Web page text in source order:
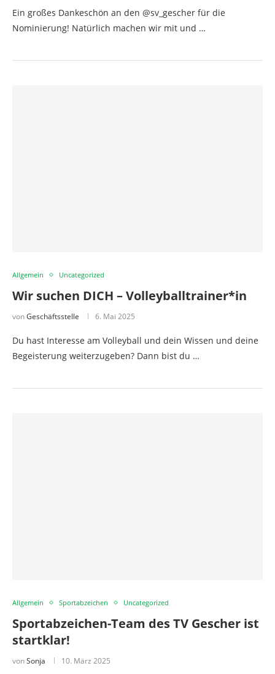
Ein großes Dankeschön an den @sv_gescher für die
Nominierung! Natürlich machen wir mit und …
Allgemein Uncategorized
Wir suchen DICH – Volleyballtrainer*in
vonGeschäftsstelle 6. Mai 2025
Du hast Interesse am Volleyball und dein Wissen und deine
Begeisterung weiterzugeben? Dann bist du …
Allgemein Sportabzeichen Uncategorized
Sportabzeichen-Team des TV Gescher ist
startklar!
vonSonja 10. März 2025